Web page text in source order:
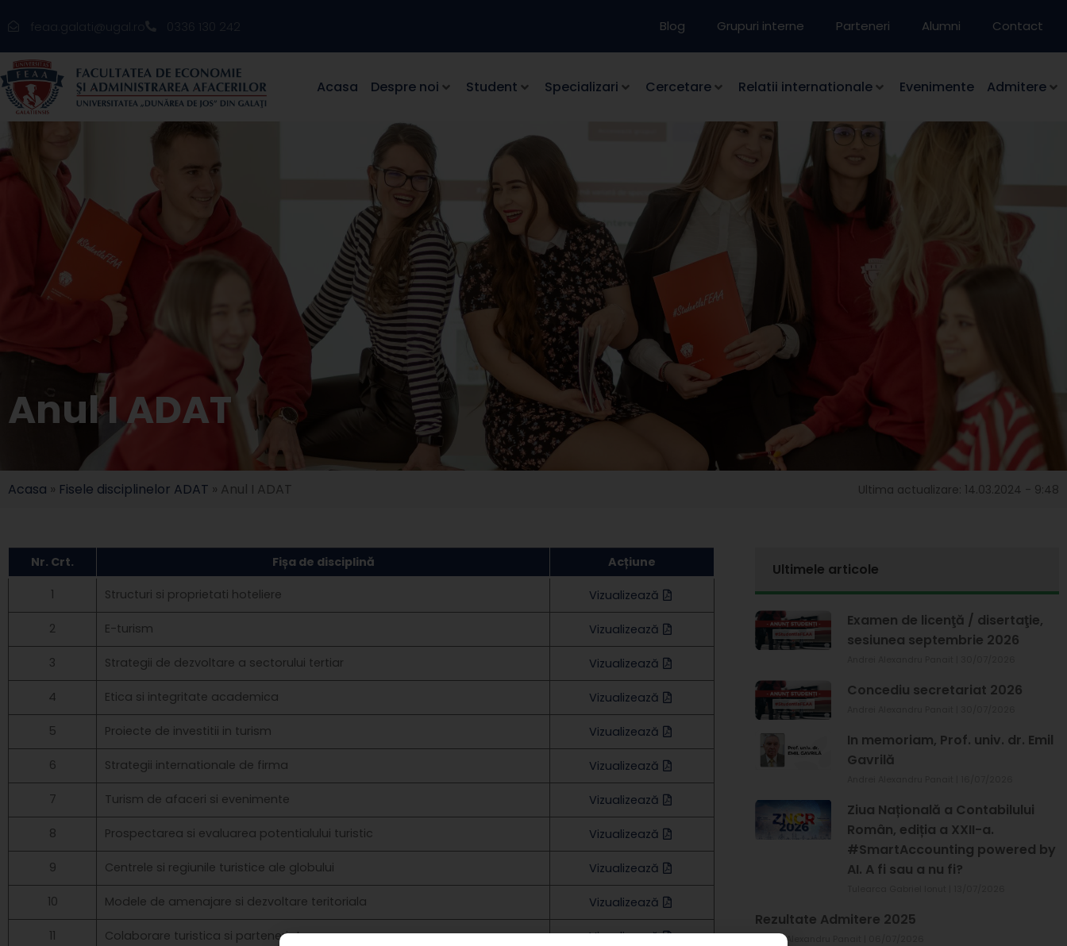
feaa.galati@ugal.ro 0336 130 242 Blog Grupuri interne Parteneri Alumni Contact
Acasa Despre noi Student Specializari Cercetare Relatii internationale Evenimente Admitere
Anul I ADAT
Acasa » Fisele disciplinelor ADAT » Anul I ADAT Ultima actualizare: 14.03.2024 - 9:48
Nr. Crt. Fișa de disciplină Acțiune
1 Structuri si proprietati hoteliere Vizualizează
2 E-turism Vizualizează
3 Strategii de dezvoltare a sectorului tertiar Vizualizează
4 Etica si integritate academica Vizualizează
5 Proiecte de investitii in turism Vizualizează
6 Strategii internationale de firma Vizualizează
7 Turism de afaceri si evenimente Vizualizează
8 Prospectarea si evaluarea potentialului turistic Vizualizează
9 Centrele si regiunile turistice ale globului Vizualizează
10 Modele de amenajare si dezvoltare teritoriala Vizualizează
11 Colaborare turistica si parteneriate Vizualizează
Ultimele articole
Examen de licenţă / disertaţie,
sesiunea septembrie 2026
Concediu secretariat 2026
In memoriam, Prof. univ. dr. Emil
Gavrilă
Ziua Națională a Contabilului
Român, ediția a XXII-a.
#SmartAccounting powered by
AI. A fi sau a nu fi?
Rezultate Admitere 2025
Andrei Alexandru Panait